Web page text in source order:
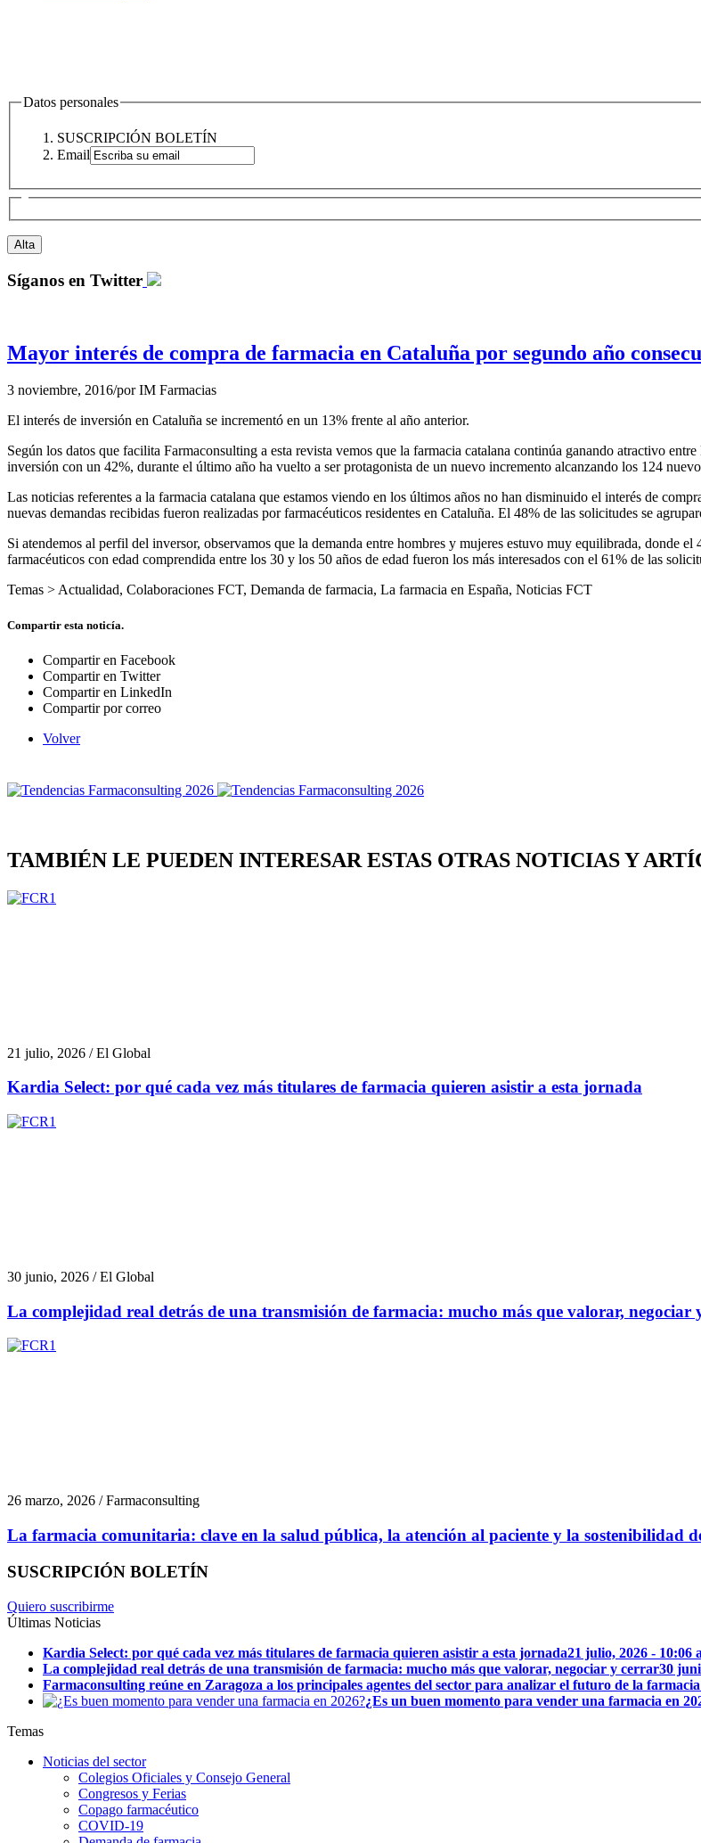
Datos personales
SUSCRIPCIÓN BOLETÍN
Email
Síganos en Twitter
Mayor interés de compra de farmacia en Cataluña por segundo año
3 noviembre, 2016/porIM Farmacias
El interés de inversión en Cataluña se incrementó en un 13% frente al año anterior.
Según los datos que facilita Farmaconsulting a esta revista vemos que la farmacia catalana continúa ganando atractivo
inversión con un 42%, durante el último año ha vuelto a ser protagonista de un nuevo incremento alcanzando los 124
Las noticias referentes a la farmacia catalana que estamos viendo en los últimos años no han disminuido el interés de
nuevas demandas recibidas fueron realizadas por farmacéuticos residentes en Cataluña. El 48% de las solicitudes se
Si atendemos al perfil del inversor, observamos que la demanda entre hombres y mujeres estuvo muy equilibrada, donde
farmacéuticos con edad comprendida entre los 30 y los 50 años de edad fueron los más interesados con el 61% de las
Temas >Actualidad, Colaboraciones FCT, Demanda de farmacia, La farmacia en España, Noticias FCT
Compartir esta noticía.
Compartir en Facebook
Compartir en Twitter
Compartir en LinkedIn
Compartir por correo
Volver
TAMBIÉN LE PUEDEN INTERESAR ESTAS OTRAS NOTICIAS Y
21 julio, 2026 / El Global
Kardia Select: por qué cada vez más titulares de farmacia quieren asistir a esta jornada
30 junio, 2026 / El Global
La complejidad real detrás de una transmisión de farmacia: mucho más que valorar, negociar
26 marzo, 2026 / Farmaconsulting
La farmacia comunitaria: clave en la salud pública, la atención al paciente y la sostenibilidad
SUSCRIPCIÓN BOLETÍN
Quiero suscribirme
Últimas Noticias
Kardia Select: por qué cada vez más titulares de farmacia quieren asistir a esta jornada21 julio, 2026 - 10:06
La complejidad real detrás de una transmisión de farmacia: mucho más que valorar, negociar y cerrar30
Farmaconsulting reúne en Zaragoza a los principales agentes del sector para analizar el futuro de la farmacia
¿Es un buen momento para vender una farmacia en
Temas
Noticias del sector
Colegios Oficiales y Consejo General
Congresos y Ferias
Copago farmacéutico
COVID-19